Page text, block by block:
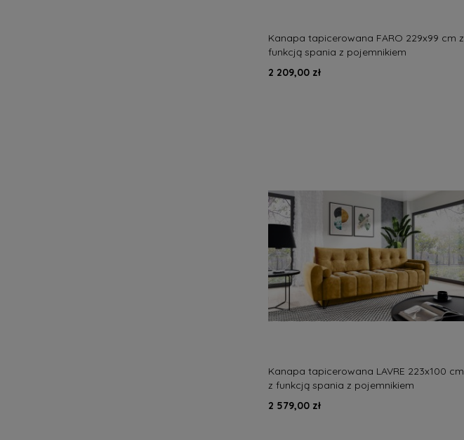
Kanapa tapicerowana FARO 229x99 cm z
funkcją spania z pojemnikiem
nowoczensa
2 209,00 zł
Kanapa tapicerowana LAVRE 223x100 cm
z funkcją spania z pojemnikiem
nowoczesna pikowana
2 579,00 zł